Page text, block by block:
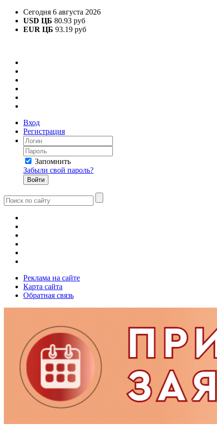
Сегодня 6 августа 2026
USD ЦБ 80.93 руб
EUR ЦБ 93.19 руб
Вход
Регистрация
Запомнить
Забыли свой пароль?
Реклама на сайте
Карта сайта
Обратная связь